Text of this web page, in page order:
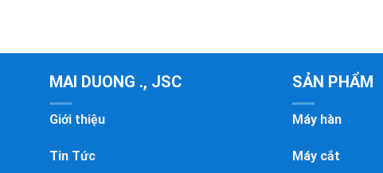
MAI DUONG ., JSC
Giới thiệu
Tin Tức
SẢN PHẨM
Máy hàn
Máy cắt